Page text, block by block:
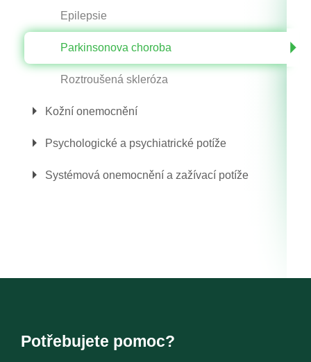
Epilepsie
Parkinsonova choroba
Roztroušená skleróza
Kožní onemocnění
Psychologické a psychiatrické potíže
Systémová onemocnění a zažívací potíže
Potřebujete pomoc?